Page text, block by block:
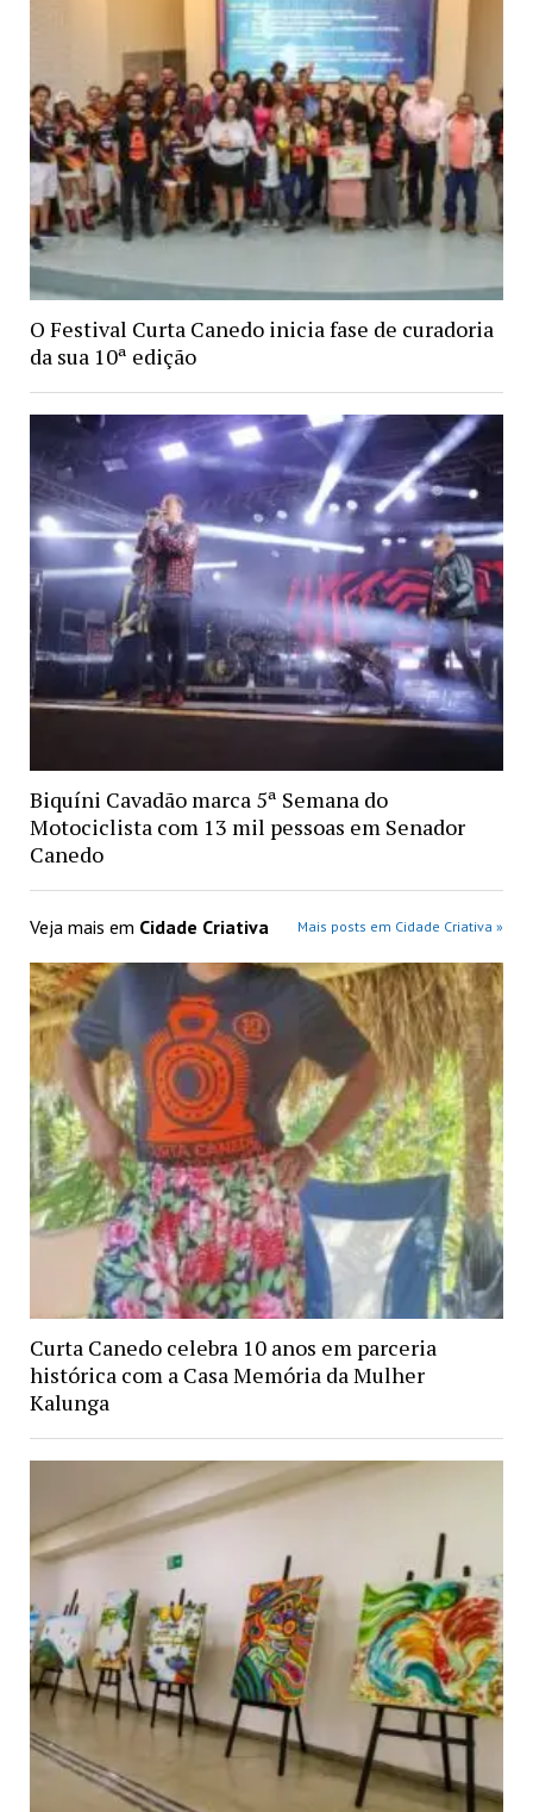
O Festival Curta Canedo inicia fase de curadoria
da sua 10ª edição
Biquíni Cavadão marca 5ª Semana do
Motociclista com 13 mil pessoas em Senador
Canedo
Veja mais em Cidade Criativa Mais posts em Cidade Criativa »
Curta Canedo celebra 10 anos em parceria
histórica com a Casa Memória da Mulher
Kalunga